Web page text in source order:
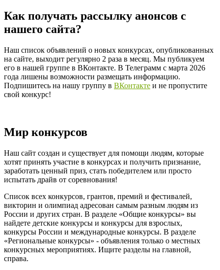
Как получать рассылку анонсов с
нашего сайта?
Наш список объявлений о новых конкурсах, опубликованных
на сайте, выходит регулярно 2 раза в месяц. Мы публикуем
его в нашей группе в ВКонтакте. В Телеграмм с марта 2026
года лишены возможности размещать информацию.
Подпишитесь на нашу группу в ВКонтакте и не пропустите
свой конкурс!
Мир конкурсов
Наш сайт создан и существует для помощи людям, которые
хотят принять участие в конкурсах и получить признание,
заработать ценный приз, стать победителем или просто
испытать драйв от соревнования!
Список всех конкурсов, грантов, премий и фестивалей,
викторин и олимпиад адресован самым разным людям из
России и других стран. В разделе «Общие конкурсы» вы
найдете детские конкурсы и конкурсы для взрослых,
конкурсы России и международные конкурсы. В разделе
«Региональные конкурсы» - объявления только о местных
конкурсных мероприятиях. Ищите разделы на главной,
справа.